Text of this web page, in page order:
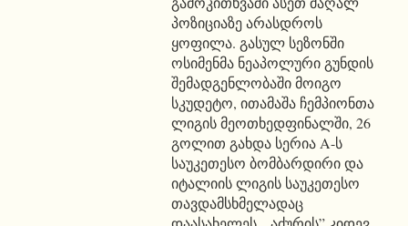
პოზიციაზე არასდროს
ყოფილა. გასულ სეზონში
ოსიმენმა ნეაპოლური გუნდის
შემადგენლობაში მოიგო
სკუდეტო, ითამაშა ჩემპიონთა
ლიგის მეოთხედფინალში, 26
გოლით გახდა სერია A-ს
საუკეთესო ბომბარდირი და
იტალიის ლიგის საუკეთესო
თავდამსხმელადაც